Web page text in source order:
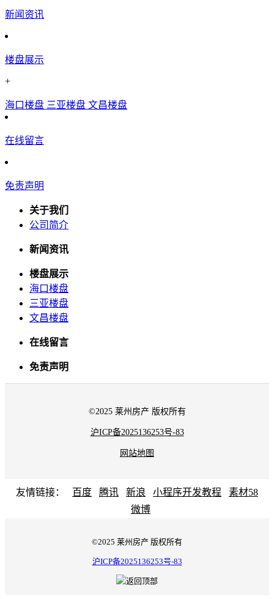
新闻资讯
楼盘展示
+
海口楼盘 三亚楼盘 文昌楼盘
在线留言
免责声明
关于我们
公司简介
新闻资讯
楼盘展示
海口楼盘
三亚楼盘
文昌楼盘
在线留言
免责声明
©2025 莱州房产 版权所有
沪ICP备2025136253号-83
网站地图
友情链接： 百度 腾讯 新浪 小程序开发教程
素材58
微博
©2025 莱州房产 版权所有
沪ICP备2025136253号-83